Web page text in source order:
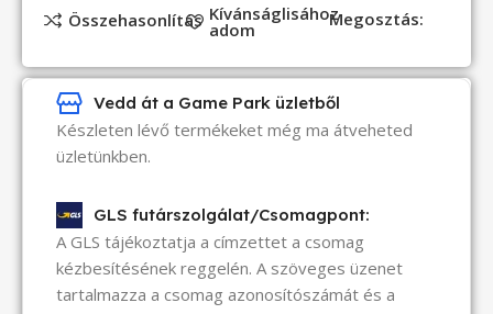
Összehasonlítás Kívánságlisához
adom Megosztás:
Vedd át a Game Park üzletből
Készleten lévő termékeket még ma átveheted
üzletünkben.
GLS futárszolgálat/Csomagpont:
A GLS tájékoztatja a címzettet a csomag
kézbesítésének reggelén. A szöveges üzenet
tartalmazza a csomag azonosítószámát és a